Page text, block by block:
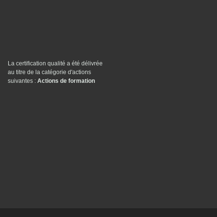
La certification qualité a été délivrée
au titre de la catégorie d'actions
suivantes : Actions de formation